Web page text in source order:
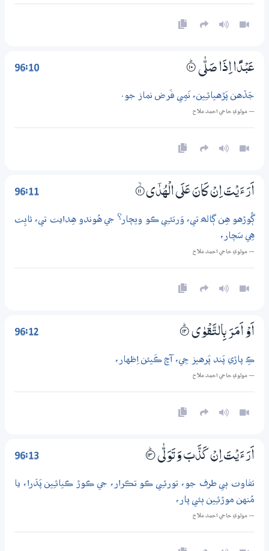
96:10 عَبْدًا اِذَا صَلّٰى ۝ۭ10
جَڏهن پَڙهيائـِين، نَمِي فَرض نماز جو.
— مولوي حاجي احمد ملاح
96:11 اَرَءَيْتَ اِنْ كَانَ عَلَي الْهُدٰٓى ۝ۙ11
ڳُوڙهو هِن ڳالھ تي، وَرتئـِي ڪو ويچار؟ جي هُوندو هِدايت تي، ثابِت
هِي سَچار،
— مولوي حاجي احمد ملاح
96:12 اَوْ اَمَرَ بِالتَّقْوٰى ۝ۭ12
ڪِ پاڙي پَند پَرهيز جِي، آڇ ڪَيئن اِظهار،
— مولوي حاجي احمد ملاح
96:13 اَرَءَيْتَ اِنْ كَذَّبَ وَتَوَلّٰى ؀ۭ13
تفاوت ٻي طرف جو، تورئـِي ڪو تڪرار، جي ڪوڙ ڪيائـِين پَڌرا، يا
مُنهن موڙئـِين ٻئي پار،
— مولوي حاجي احمد ملاح